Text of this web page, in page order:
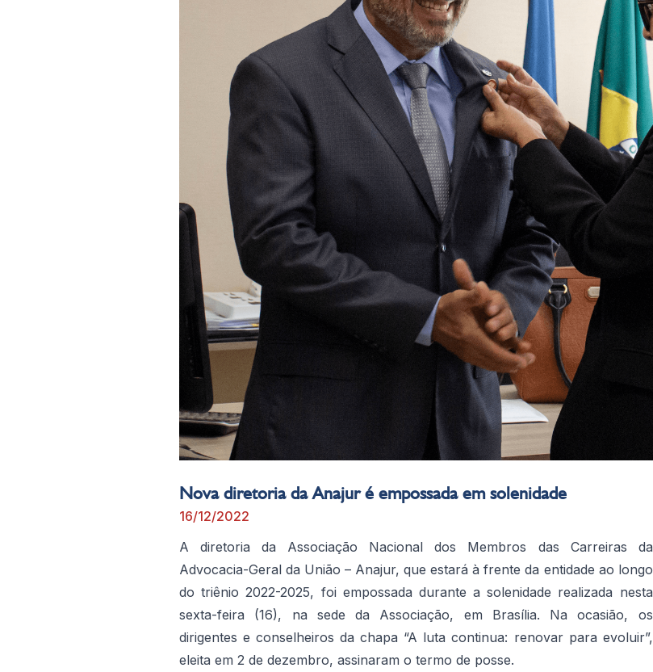
Nova diretoria da Anajur é empossada em solenidade
16/12/2022
A diretoria da Associação Nacional dos Membros das Carreiras da
Advocacia-Geral da União – Anajur, que estará à frente da entidade ao longo
do triênio 2022-2025, foi empossada durante a solenidade realizada nesta
sexta-feira (16), na sede da Associação, em Brasília. Na ocasião, os
dirigentes e conselheiros da chapa “A luta continua: renovar para evoluir”,
eleita em 2 de dezembro, assinaram o termo de posse.